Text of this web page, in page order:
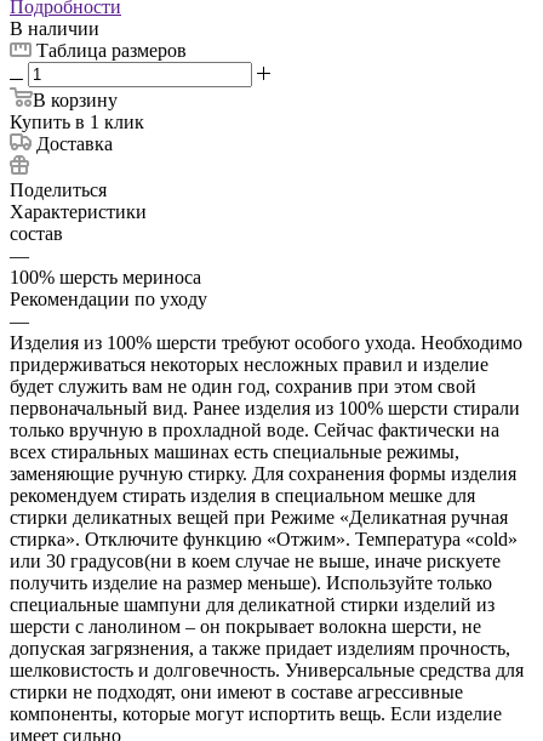
Подробности
В наличии
Таблица размеров
В корзину
Купить в 1 клик
Доставка
Поделиться
Характеристики
состав
—
100% шерсть мериноcа
Рекомендации по уходу
—
Изделия из 100% шерсти требуют особого ухода. Необходимо
придерживаться некоторых несложных правил и изделие
будет служить вам не один год, сохранив при этом свой
первоначальный вид. Ранее изделия из 100% шерсти стирали
только вручную в прохладной воде. Сейчас фактически на
всех стиральных машинах есть специальные режимы,
заменяющие ручную стирку. Для сохранения формы изделия
рекомендуем стирать изделия в специальном мешке для
стирки деликатных вещей при Режиме «Деликатная ручная
стирка». Отключите функцию «Отжим». Температура «cold»
или 30 градусов(ни в коем случае не выше, иначе рискуете
получить изделие на размер меньше). Используйте только
специальные шампуни для деликатной стирки изделий из
шерсти с ланолином – он покрывает волокна шерсти, не
допуская загрязнения, а также придает изделиям прочность,
шелковистость и долговечность. Универсальные средства для
стирки не подходят, они имеют в составе агрессивные
компоненты, которые могут испортить вещь. Если изделие
имеет сильно